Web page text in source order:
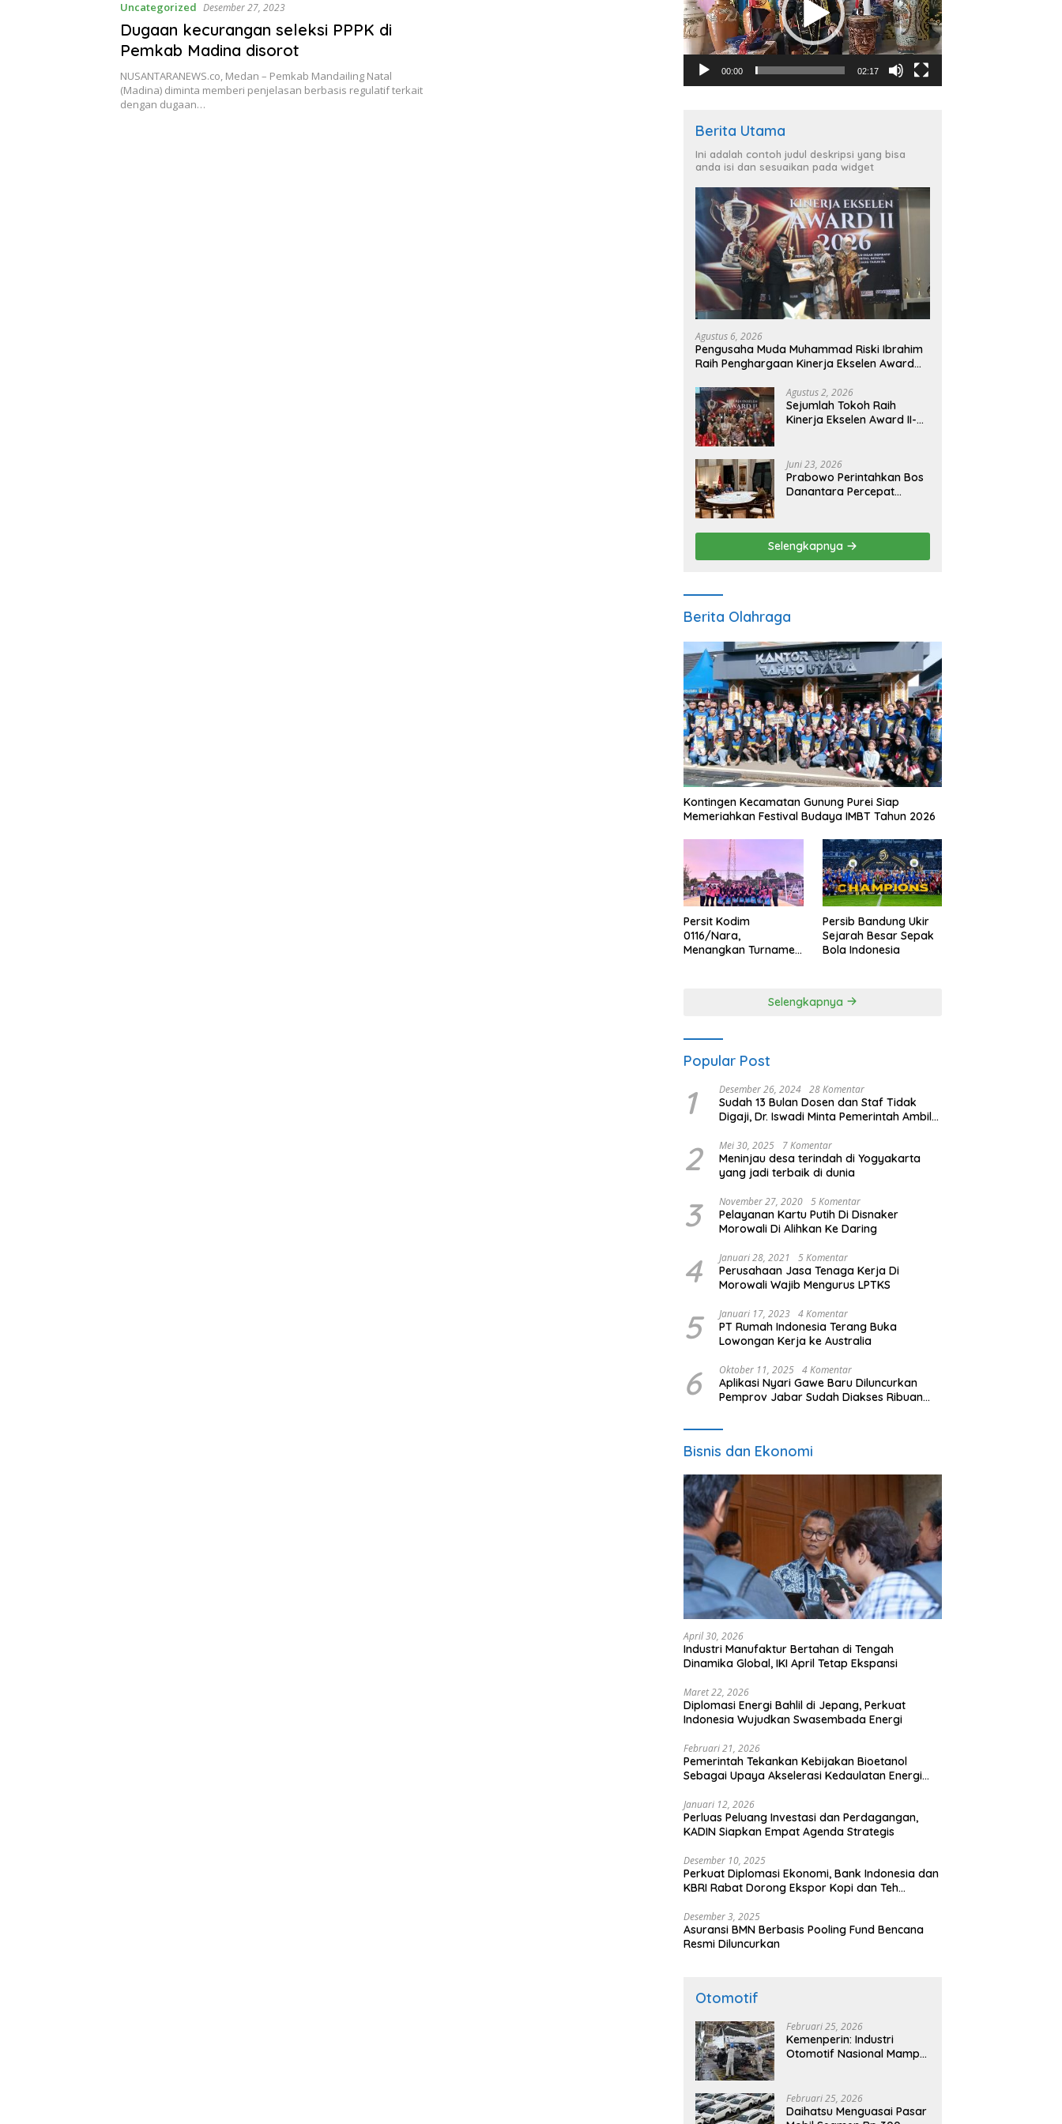
Uncategorized Desember 27, 2023
Dugaan kecurangan seleksi PPPK di
Pemkab Madina disorot
NUSANTARANEWS.co, Medan – Pemkab Mandailing Natal
(Madina) diminta memberi penjelasan berbasis regulatif terkait
dengan dugaan…
00:00 02:17
Berita Utama
Ini adalah contoh judul deskripsi yang bisa
anda isi dan sesuaikan pada widget
Agustus 6, 2026
Pengusaha Muda Muhammad Riski Ibrahim
Raih Penghargaan Kinerja Ekselen Award
Agustus 2, 2026
Sejumlah Tokoh Raih
Kinerja Ekselen Award II-
Juni 23, 2026
Prabowo Perintahkan Bos
Danantara Percepat
Ekonomi Baru
Selengkapnya
Berita Olahraga
Kontingen Kecamatan Gunung Purei Siap
Memeriahkan Festival Budaya IMBT Tahun 2026
Persit Kodim
0116/Nara,
Menangkan Turnamen
Persib Bandung Ukir
Sejarah Besar Sepak
Bola Indonesia
Selengkapnya
Popular Post
1 Desember 26, 2024 28 Komentar
Sudah 13 Bulan Dosen dan Staf Tidak
Digaji, Dr. Iswadi Minta Pemerintah Ambil
2 Mei 30, 2025 7 Komentar
Meninjau desa terindah di Yogyakarta
yang jadi terbaik di dunia
3 November 27, 2020 5 Komentar
Pelayanan Kartu Putih Di Disnaker
Morowali Di Alihkan Ke Daring
4 Januari 28, 2021 5 Komentar
Perusahaan Jasa Tenaga Kerja Di
Morowali Wajib Mengurus LPTKS
5 Januari 17, 2023 4 Komentar
PT Rumah Indonesia Terang Buka
Lowongan Kerja ke Australia
6 Oktober 11, 2025 4 Komentar
Aplikasi Nyari Gawe Baru Diluncurkan
Pemprov Jabar Sudah Diakses Ribuan
Bisnis dan Ekonomi
April 30, 2026
Industri Manufaktur Bertahan di Tengah
Dinamika Global, IKI April Tetap Ekspansi
Maret 22, 2026
Diplomasi Energi Bahlil di Jepang, Perkuat
Indonesia Wujudkan Swasembada Energi
Februari 21, 2026
Pemerintah Tekankan Kebijakan Bioetanol
Sebagai Upaya Akselerasi Kedaulatan Energi
Januari 12, 2026
Perluas Peluang Investasi dan Perdagangan,
KADIN Siapkan Empat Agenda Strategis
Desember 10, 2025
Perkuat Diplomasi Ekonomi, Bank Indonesia dan
KBRI Rabat Dorong Ekspor Kopi dan Teh
Desember 3, 2025
Asuransi BMN Berbasis Pooling Fund Bencana
Resmi Diluncurkan
Otomotif
Februari 25, 2026
Kemenperin: Industri
Otomotif Nasional Mampu
Februari 25, 2026
Daihatsu Menguasai Pasar